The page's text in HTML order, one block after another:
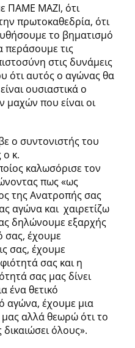
ΠΑΜΕ ΜΑΖΙ, ότι
πρωτοκαθεδρία, ότι
το βηματισμό
περάσουμε τις
στις δυνάμεις
ότι αυτός ο αγώνας θα
ουσιαστικά ο
μαχών που είναι οι
ο συντονιστής του
ο κ.
καλωσόρισε τον
πως «ως
της Ανατροπής σας
αγώνα και χαιρετίζω
δηλώνουμε εξαρχής
σας, έχουμε
σας, έχουμε
σας και η
σας μας δίνει
ένα θετικό
αγώνα, έχουμε μια
αλλά θεωρώ ότι το
όλους».